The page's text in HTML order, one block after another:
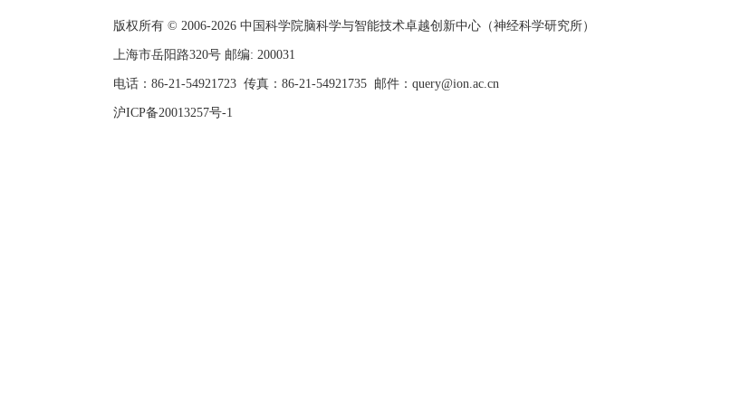
版权所有 © 2006-2026 中国科学院脑科学与智能技术卓越创新中心（神经科学研究所）
上海市岳阳路320号 邮编: 200031
电话：86-21-54921723 传真：86-21-54921735 邮件：query@ion.ac.cn
沪ICP备20013257号-1